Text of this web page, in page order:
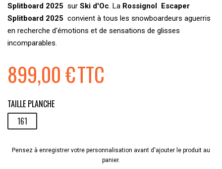
Splitboard 2025 sur Ski d'Oc . La Rossignol Escaper
Splitboard 2025 convient à tous les snowboardeurs aguerris
en recherche d'émotions et de sensations de glisses
incomparables.
899,00 €TTC
TAILLE PLANCHE
161
Pensez à enregistrer votre personnalisation avant d'ajouter le produit au
panier.